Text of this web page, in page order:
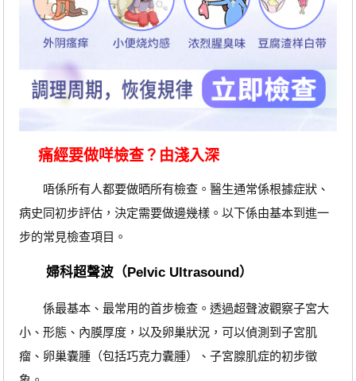
痛經要做咩檢查？由淺入深
唔係所有人都要做晒所有檢查。醫生通常係根據症狀、
病史同初步評估，決定需要做邊幾樣。以下係由基本到進一
步的常見檢查項目。
婦科超聲波（Pelvic Ultrasound）
係最基本、最常用的首步檢查。透過超聲波觀察子宮大
小、形態、內膜厚度，以及卵巢狀況，可以偵測到子宮肌
瘤、卵巢囊腫（包括巧克力囊腫）、子宮腺肌症的初步徵